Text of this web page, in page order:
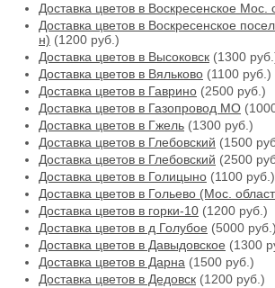
Доставка цветов в Воскресенское Мос.
Доставка цветов в Воскресенское
н) (1200 руб.)
Доставка цветов в Высоковск (1300
Доставка цветов в Вяльково (1100 руб.)
Доставка цветов в Гаврино (2500 руб.)
Доставка цветов в Газопровод МО
Доставка цветов в Гжель (1300 руб.)
Доставка цветов в Глебовский (1500
Доставка цветов в Глебовский (2500
Доставка цветов в Голицыно (1100 руб.)
Доставка цветов в Гольево (Мос.
Доставка цветов в горки-10 (1200 руб.)
Доставка цветов в д Голубое (5000 руб.)
Доставка цветов в Давыдовское (1300
Доставка цветов в Дарна (1500 руб.)
Доставка цветов в Дедовск (1200 руб.)